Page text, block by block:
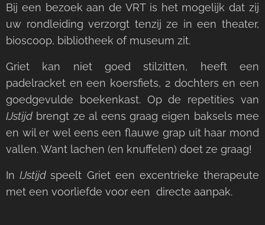
Bij een bezoek aan de VRT is het mogelijk dat zij
uw rondleiding verzorgt tenzij ze in een theater,
bioscoop, bibliotheek of museum zit.
Griet kan niet goed stilzitten, heeft een
padelracket en een koersfiets, 2 dochters en een
goedgevulde boekenkast. Op de repetities van
IJstijd brengt ze al eens graag eigen baksels mee
en wil er wel eens een flauwe grap uit haar mond
vallen. Want lachen (en knuffelen) doet ze graag!
InIJstijdspeelt Griet een excentrieke therapeute
met een voorliefde voor een directe aanpak.